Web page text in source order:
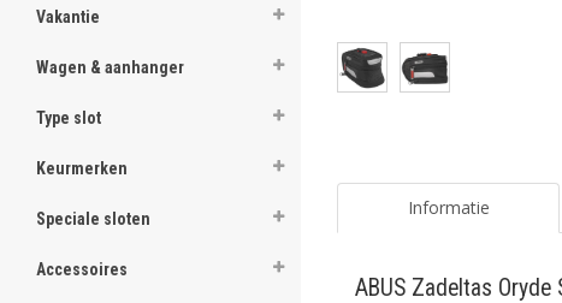
Vakantie
Wagen & aanhanger
Type slot
Keurmerken
Speciale sloten
Accessoires
Informatie
ABUS Zadeltas Oryde